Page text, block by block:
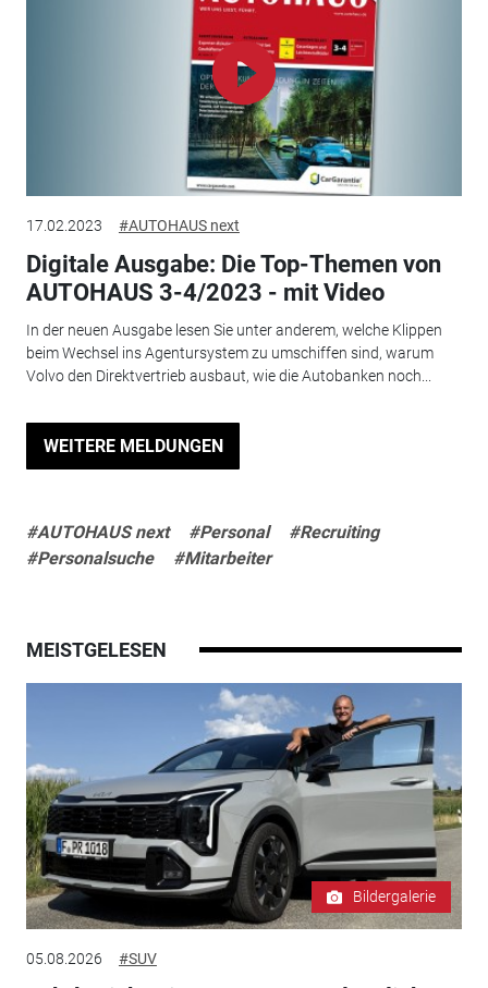
17.02.2023 #AUTOHAUS next
Digitale Ausgabe: Die Top-Themen von
AUTOHAUS 3-4/2023 - mit Video
In der neuen Ausgabe lesen Sie unter anderem, welche Klippen
beim Wechsel ins Agentursystem zu umschiffen sind, warum
Volvo den Direktvertrieb ausbaut, wie die Autobanken noch...
WEITERE MELDUNGEN
#AUTOHAUS next #Personal
#Recruiting
#Personalsuche
#Mitarbeiter
MEISTGELESEN
Bildergalerie
05.08.2026 #SUV